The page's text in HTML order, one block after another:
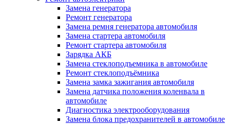
Замена генератора
Ремонт генератора
Замена ремня генератора автомобиля
Замена стартера автомобиля
Ремонт стартера автомобиля
Зарядка АКБ
Замена стеклоподъемника в автомобиле
Ремонт стеклоподъёмника
Замена замка зажигания автомобиля
Замена датчика положения коленвала в
автомобиле
Диагностика электрооборудования
Замена блока предохранителей в автомобиле